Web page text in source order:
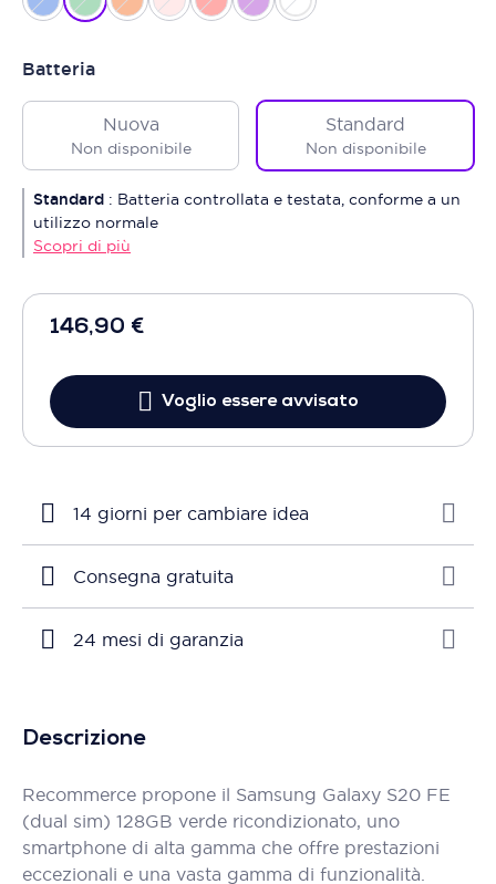
146,90 €
Voglio essere avvisato
Batteria
Nuova
Non disponibile
Standard
Non disponibile
Standard : Batteria controllata e testata, conforme a un
utilizzo normale
Scopri di più
14 giorni per cambiare idea
Consegna gratuita
24 mesi di garanzia
Descrizione
Recommerce propone il Samsung Galaxy S20 FE
(dual sim) 128GB verde ricondizionato, uno
smartphone di alta gamma che offre prestazioni
eccezionali e una vasta gamma di funzionalità.